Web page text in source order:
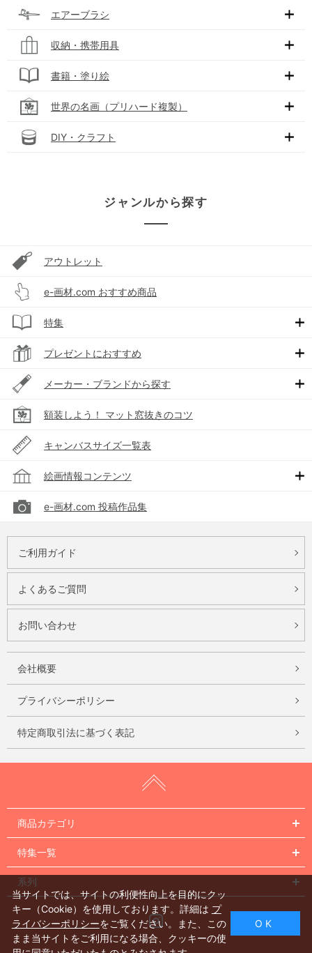
エアーブラシ
収納・携帯用具
書籍・塗り絵
世界の名画（プリハード複製）
DIY・クラフト
ジャンルから探す
アウトレット
e-画材.com おすすめ商品
特集
プレゼントにおすすめ
メーカー・ブランドから探す
額装しよう！ マット窓抜きのコツ
キャンバスサイズ一覧表
絵画情報コンテンツ
e-画材.com 投稿作品集
ご利用ガイド
よくあるご質問
お問い合わせ
会社概要
プライバシーポリシー
特定商取引法に基づく表記
商品カテゴリ
特集一覧
系列
Instagram
当サイトでは、サイトの利便性向上を目的にクッ
キー（Cookie）を使用しております。詳細は プ
ライバシーポリシーをご覧ください。また、この
まま当サイトをご利用になる場合、クッキーの使
O K